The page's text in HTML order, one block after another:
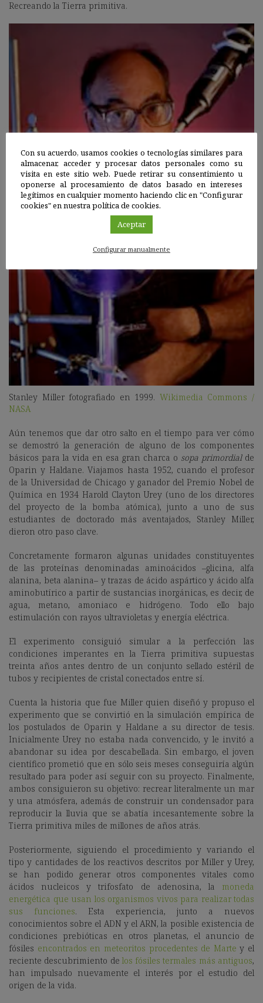
Recreando la Tierra primitiva.
Stanley Miller fotografiado en 1999. Wikimedia Commons /
NASA
Aún tenemos que dar otro salto en el tiempo para ver cómo
se demostró la generación de alguno de los componentes
básicos para la vida en esa gran charca o sopa primordial de
Oparin y Haldane. Viajamos hasta 1952, cuando el profesor
de la Universidad de Chicago y ganador del Premio Nobel de
Química en 1934 Harold Clayton Urey (uno de los directores
del proyecto de la bomba atómica), junto a uno de sus
estudiantes de doctorado más aventajados, Stanley Miller,
dieron otro paso clave.
Concretamente formaron algunas unidades constituyentes
de las proteínas denominadas aminoácidos –glicina, alfa
alanina, beta alanina– y trazas de ácido aspártico y ácido alfa
aminobutírico a partir de sustancias inorgánicas, es decir, de
agua, metano, amoniaco e hidrógeno. Todo ello bajo
estimulación con rayos ultravioletas y energía eléctrica.
El experimento consiguió simular a la perfección las
condiciones imperantes en la Tierra primitiva supuestas
treinta años antes dentro de un conjunto sellado estéril de
tubos y recipientes de cristal conectados entre sí.
Cuenta la historia que fue Miller quien diseñó y propuso el
experimento que se convirtió en la simulación empírica de
los postulados de Oparin y Haldane a su director de tesis.
Inicialmente Urey no estaba nada convencido, y le invitó a
abandonar su idea por descabellada. Sin embargo, el joven
científico prometió que en sólo seis meses conseguiría algún
resultado para poder así seguir con su proyecto. Finalmente,
ambos consiguieron su objetivo: recrear literalmente un mar
y una atmósfera, además de construir un condensador para
reproducir la lluvia que se abatía incesantemente sobre la
Tierra primitiva miles de millones de años atrás.
Posteriormente, siguiendo el procedimiento y variando el
tipo y cantidades de los reactivos descritos por Miller y Urey,
se han podido generar otros componentes vitales como
ácidos nucleicos y trifosfato de adenosina, la
moneda
energética que usan los organismos vivos para realizar todas
sus funciones. Esta experiencia, junto a nuevos
conocimientos sobre el ADN y el ARN, la posible existencia de
condiciones prebióticas en otros planetas, el anuncio de
fósiles encontrados en meteoritos procedentes de Marte y el
reciente descubrimiento de los fósiles termales más antiguos,
han impulsado nuevamente el interés por el estudio del
origen de la vida.
Con su acuerdo, usamos cookies o tecnologías similares para
almacenar, acceder y procesar datos personales como su
visita en este sitio web. Puede retirar su consentimiento u
oponerse al procesamiento de datos basado en intereses
legítimos en cualquier momento haciendo clic en "Configurar
cookies" en nuestra política de cookies.
Aceptar
Configurar manualmente